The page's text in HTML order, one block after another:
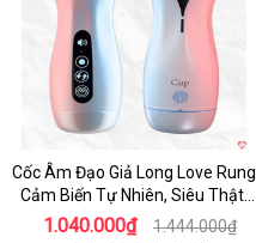
Cốc Âm Đạo Giả Long Love Rung
Cảm Biến Tự Nhiên, Siêu Thật,
Sướng
1.040.000₫ 1.444.000₫